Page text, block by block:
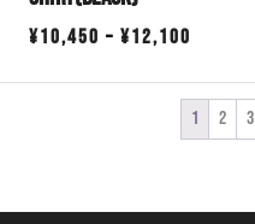
¥10,450 – ¥12,100
帯:
¥10,450
1 2 3